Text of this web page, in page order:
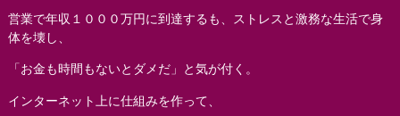
営業で年収１０００万円に到達するも、ストレスと激務な生活で身
体を壊し、
「お金も時間もないとダメだ」と気が付く。
インターネット上に仕組みを作って、